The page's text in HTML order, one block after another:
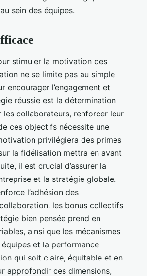
sein des équipes.
stimuler la motivation des
ne se limite pas au simple
encourager l’engagement et
réussie est la détermination
collaborateurs, renforcer leur
ces objectifs nécessite une
privilégiera des primes
la fidélisation mettra en avant
il est crucial d’assurer la
et la stratégie globale.
l’adhésion des
les bonus collectifs
bien pensée prend en
ainsi que les mécanismes
et la performance
qui soit claire, équitable et en
approfondir ces dimensions,